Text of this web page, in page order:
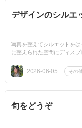
デザインのシルエ
写真を整えてシルエットを
に整えられた空間にディスプ
2026-06-05 その他
旬をどうぞ